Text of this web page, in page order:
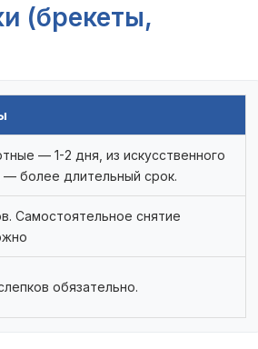
(брекеты,
— 1-2 дня, из искусственного
— более длительный срок.
Самостоятельное снятие
обязательно.